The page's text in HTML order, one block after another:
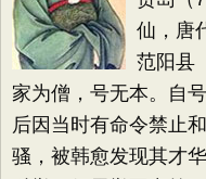
仙，唐
范阳县
家为僧，号无本。自
后因当时有命令禁止
骚，被韩愈发现其才